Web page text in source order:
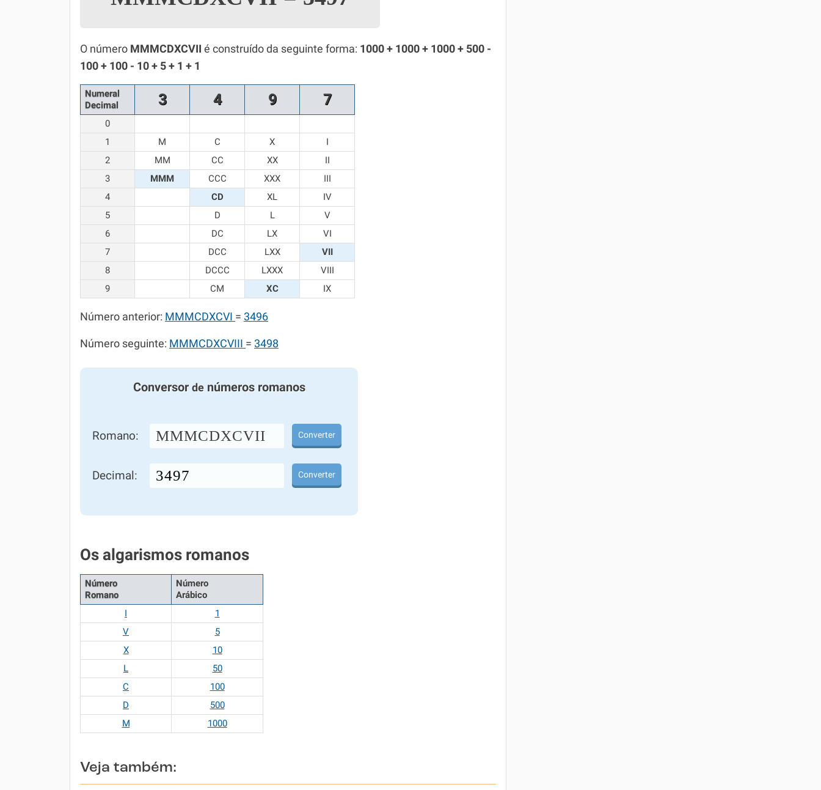
Química
Todos os Exercícios
O número MMMCDXCVII é construído da seguinte forma: 1000 + 1000 + 1000 + 500 -
100 + 100 - 10 + 5 + 1 + 1
Numeral
Decimal
3 4 9 7
0
1
M C X
I
2
MM CC XX
II
3
MMM CCC XXX
III
4
CD XL
IV
5
D L
V
6
DC LX
VI
7
DCC LXX
VII
8
DCCC LXXX
VIII
9
CM XC IX
Número anterior: MMMCDXCVI = 3496
Número seguinte: MMMCDXCVIII = 3498
Conversor denúmeros romanos
Romano: MMMCDXCVII Converter
Decimal: Converter
Os algarismos romanos
Número
Romano
Número
Arábico
I
1
V
5
X
10
L
50
C
100
D
500
M
1000
Veja também: